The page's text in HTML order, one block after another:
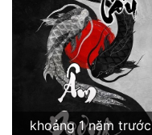
khoảng 1 năm trước